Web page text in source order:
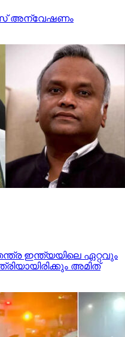
അന്വേഷണം
ഇന്ത്യയിലെ ഏറ്റവും
അമിത്